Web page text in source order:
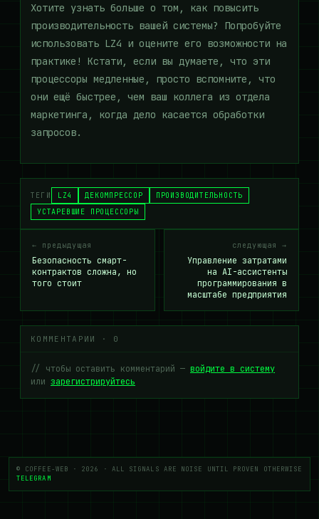
Хотите узнать больше о том, как повысить
производительность вашей системы? Попробуйте
использовать LZ4 и оцените его возможности на
практике! Кстати, если вы думаете, что эти
процессоры медленные, просто вспомните, что
они ещё быстрее, чем ваш коллега из отдела
маркетинга, когда дело касается обработки
запросов.
ТЕГИ LZ4 ДЕКОМПРЕССОР
ПРОИЗВОДИТЕЛЬНОСТЬ
УСТАРЕВШИЕ ПРОЦЕССОРЫ
← предыдущая
Безопасность смарт-
контрактов сложна, но
того стоит
следующая →
Управление затратами
на AI-ассистенты
программирования в
масштабе предприятия
КОММЕНТАРИИ · 0
// чтобы оставить комментарий — войдите в систему
или зарегистрируйтесь
© COFFEE-WEB · 2026 · ALL SIGNALS ARE NOISE UNTIL PROVEN OTHERWISE
TELEGRAM